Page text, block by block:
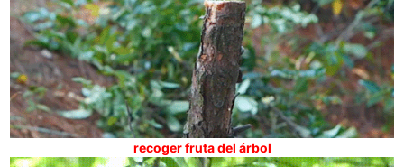
recoger fruta del árbol